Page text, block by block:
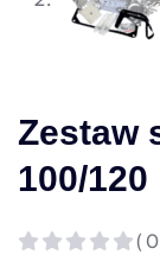
Zestaw
100/120
(